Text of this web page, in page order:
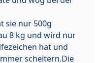
sie nur 500g
8 kg und wird nur
hat und
scheitern.Die